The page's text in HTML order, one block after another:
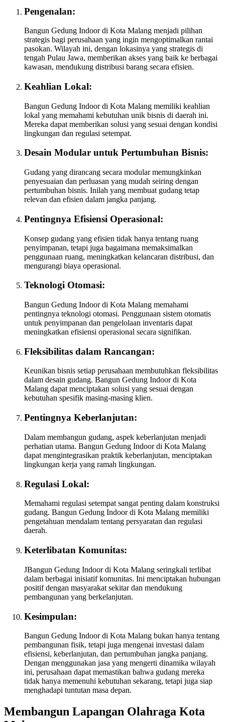
Pengenalan:
Bangun Gedung Indoor di Kota Malang menjadi pilihan
strategis bagi perusahaan yang ingin mengoptimalkan rantai
pasokan. Wilayah ini, dengan lokasinya yang strategis di
tengah Pulau Jawa, memberikan akses yang baik ke berbagai
kawasan, mendukung distribusi barang secara efisien.
Keahlian Lokal:
Bangun Gedung Indoor di Kota Malang memiliki keahlian
lokal yang memahami kebutuhan unik bisnis di daerah ini.
Mereka dapat memberikan solusi yang sesuai dengan kondisi
lingkungan dan regulasi setempat.
Desain Modular untuk Pertumbuhan Bisnis:
Gudang yang dirancang secara modular memungkinkan
penyesuaian dan perluasan yang mudah seiring dengan
pertumbuhan bisnis. Inilah yang membuat gudang tetap
relevan dan efisien dalam jangka panjang.
Pentingnya Efisiensi Operasional:
Konsep gudang yang efisien tidak hanya tentang ruang
penyimpanan, tetapi juga bagaimana memaksimalkan
penggunaan ruang, meningkatkan kelancaran distribusi, dan
mengurangi biaya operasional.
Teknologi Otomasi:
Bangun Gedung Indoor di Kota Malang memahami
pentingnya teknologi otomasi. Penggunaan sistem otomatis
untuk penyimpanan dan pengelolaan inventaris dapat
meningkatkan efisiensi operasional secara signifikan.
Fleksibilitas dalam Rancangan:
Keunikan bisnis setiap perusahaan membutuhkan fleksibilitas
dalam desain gudang. Bangun Gedung Indoor di Kota
Malang dapat menciptakan solusi yang sesuai dengan
kebutuhan spesifik masing-masing klien.
Pentingnya Keberlanjutan:
Dalam membangun gudang, aspek keberlanjutan menjadi
perhatian utama. Bangun Gedung Indoor di Kota Malang
dapat mengintegrasikan praktik keberlanjutan, menciptakan
lingkungan kerja yang ramah lingkungan.
Regulasi Lokal:
Memahami regulasi setempat sangat penting dalam konstruksi
gudang. Bangun Gedung Indoor di Kota Malang memiliki
pengetahuan mendalam tentang persyaratan dan regulasi
daerah.
Keterlibatan Komunitas:
JBangun Gedung Indoor di Kota Malang seringkali terlibat
dalam berbagai inisiatif komunitas. Ini menciptakan hubungan
positif dengan masyarakat sekitar dan mendukung
pembangunan yang berkelanjutan.
Kesimpulan:
Bangun Gedung Indoor di Kota Malang bukan hanya tentang
pembangunan fisik, tetapi juga mengenai investasi dalam
efisiensi, keberlanjutan, dan pertumbuhan jangka panjang.
Dengan menggunakan jasa yang mengerti dinamika wilayah
ini, perusahaan dapat memastikan bahwa gudang mereka
tidak hanya memenuhi kebutuhan sekarang, tetapi juga siap
menghadapi tuntutan masa depan.
Membangun Lapangan Olahraga Kota